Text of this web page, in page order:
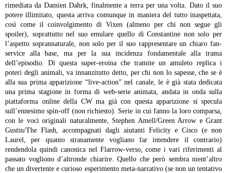
rimediata da Damien Dahrk, finalmente a terra per una volta. Dato il suo
potere illimitato, questa arriva comunque in maniera del tutto inaspettata,
così come il coinvolgimento di Vixen (almeno per chi non segue gli
spoiler), soprattutto nel suo emulare quello di Constantine non solo per
l’aspetto soprannaturale, non solo per il suo rappresentare un chiaro fan-
service alla base, ma per la sua incidenza fondamentale alla trama
dell’episodio.
Di questa super-eroina che tramite un amuleto replica i
poteri degli animali, va innanzitutto detto, per chi non lo sapesse, che se è
alla sua prima apparizione “live-action” nel canale, le è già stata dedicata
una prima stagione in forma di web-serie animata, andata in onda sulla
piattaforma online della CW ma già con questa apparizione si specula
sull’ennesimo spin-off (non richiesto). Serie in cui fanno la loro comparsa,
con le voci originali naturalmente, Stephen Amell/Green Arrow e Grant
Gustin/The Flash, accompagnati dagli aiutanti Felicity e Cisco (e non
Laurel, per quanto stranamente vogliano far intendere il contrario)
rendendola quindi canonica nel Flarrow-verso, come i vari riferimenti al
passato vogliono d’altronde chiarire. Quello che però sembra nient’altro
che un divertente e curioso esperimento meta-narrativo (se non un tentativo